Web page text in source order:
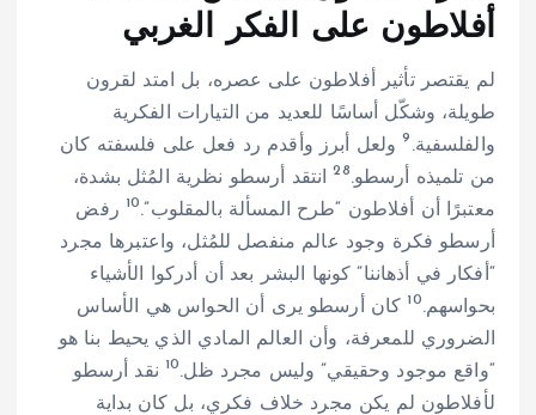
أفلاطون على الفكر الغربي
لم يقتصر تأثير أفلاطون على عصره، بل امتد لقرون
طويلة، وشكّل أساسًا للعديد من التيارات الفكرية
والفلسفية. 9 ولعل أبرز وأقدم رد فعل على فلسفته كان
من تلميذه أرسطو.28
انتقد أرسطو نظرية المُثل بشدة،
معتبرًا أن أفلاطون “طرح المسألة بالمقلوب”.10 رفض
أرسطو فكرة وجود عالم منفصل للمُثل، واعتبرها مجرد
“أفكار في أذهاننا” كونها البشر بعد أن أدركوا الأشياء
بحواسهم.10
كان أرسطو يرى أن الحواس هي الأساس
الضروري للمعرفة، وأن العالم المادي الذي يحيط بنا هو
“واقع موجود وحقيقي” وليس مجرد ظل.10 نقد أرسطو
لأفلاطون لم يكن مجرد خلاف فكري، بل كان بداية